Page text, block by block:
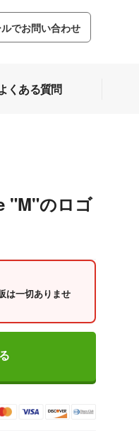
ルでお問い合わせ
くある質問
"M"のロゴ
は一切ありませ